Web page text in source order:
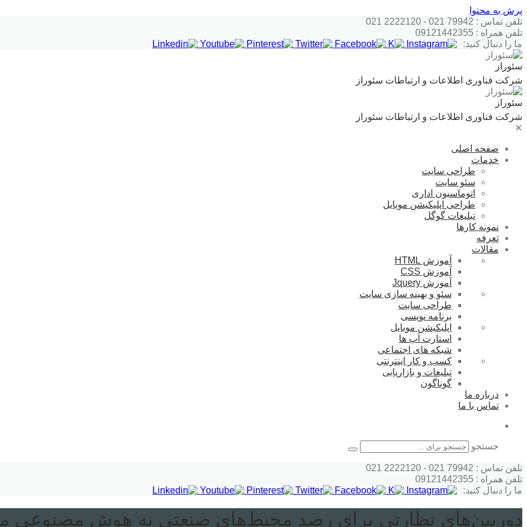
پرش به محتوا
تلفن تماس : 79942 021 - 2222120 021
تلفن همراه : 09121442355
ما را دنبال کنید:
سئوراز
شرکت فناوری اطلاعات و ارتباطات سئوراز
سئوراز
شرکت فناوری اطلاعات و ارتباطات سئوراز
✕
صفحه اصلی
خدمات
طراحی سایت
سئو سایت
اتوماسیون اداری
طراحی اپلیکیشن موبایل
تبلیغات گوگل
نمونه کارها
تعرفه
مقالات
آموزش HTML
آموزش CSS
آموزش Jquery
سئو و بهینه سازی سایت
طراحی سایت
برنامه نویسی
اپلیکیشن موبایل
استارت آپ ها
شبکه های اجتماعی
کسب و کار اینترنتی
تبلیغات و بازاریابی
گوناگون
درباره ما
تماس با ما
جستجو
تلفن تماس : 79942 021 - 2222120 021
تلفن همراه : 09121442355
ما را دنبال کنید:
دوربین‌های نظارتی برای رصد محیط‌های صنعتی به هوش مصنوعی